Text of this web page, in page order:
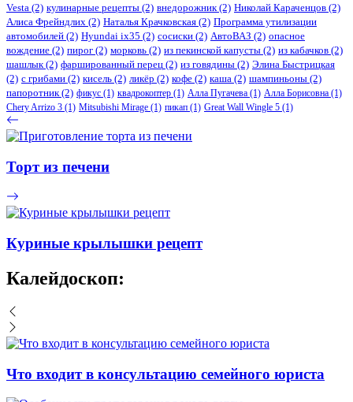
Vesta (2) кулинарные рецепты (2) внедорожник (2) Николай Караченцов (2)
Алиса Фрейндлих (2) Наталья Крачковская (2) Программа утилизации
автомобилей (2) ​Hyundai ix35 (2) сосиски (2) АвтоВАЗ (2) опасное
вождение (2) пирог (2) морковь (2) из пекинской капусты (2) из кабачков (2)
шашлык (2) фаршированный перец (2) из говядины (2) Элина Быстрицкая
(2) с грибами (2) кисель (2) ликёр (2) кофе (2) каша (2) шампиньоны (2)
папоротник (2) фикус (1) квадрокоптер (1) Алла Пугачева (1) Алла Борисовна (1)
Chery Arrizo 3 (1) Mitsubishi Mirage (1) пикап (1) Great Wall Wingle 5 (1)
Торт из печени
Куриные крылышки рецепт
Калейдоскоп:
Что входит в консультацию семейного юриста